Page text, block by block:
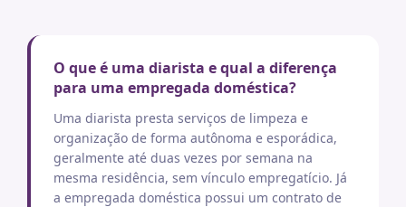
O que é uma diarista e qual a diferença
para uma empregada doméstica?
Uma diarista presta serviços de limpeza e
organização de forma autônoma e esporádica,
geralmente até duas vezes por semana na
mesma residência, sem vínculo empregatício. Já
a empregada doméstica possui um contrato de